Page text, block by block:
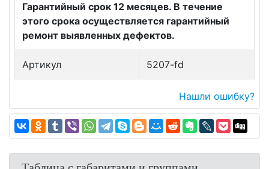
Гарантийный срок 12 месяцев. В течение
этого срока осуществляется гарантийный
ремонт выявленных дефектов.
Артикул 5207-fd
Нашли ошибку?